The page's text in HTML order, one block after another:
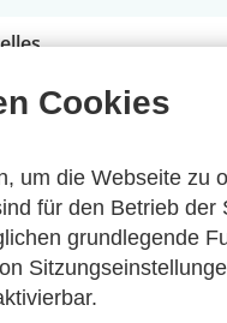
Cookies
um die Webseite zu
für den Betrieb der
grundlegende